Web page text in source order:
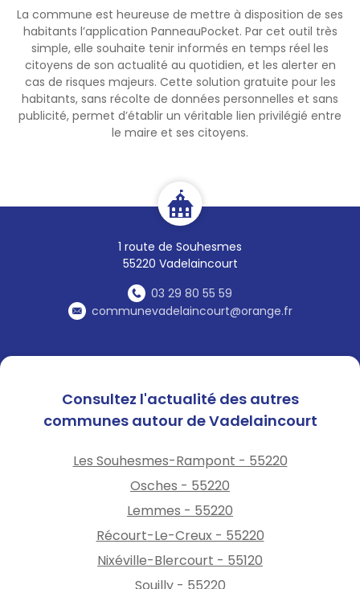
La commune est heureuse de mettre à disposition de ses
habitants l’application PanneauPocket. Par cet outil très
simple, elle souhaite tenir informés en temps réel les
citoyens de son actualité au quotidien, et les alerter en
cas de risques majeurs. Cette solution gratuite pour les
habitants, sans récolte de données personnelles et sans
publicité, permet d’établir un véritable lien privilégié entre
le maire et ses citoyens.
1 route de Souhesmes
55220 Vadelaincourt
03 29 80 55 59
communevadelaincourt@orange.fr
Consultez l'actualité des autres
communes autour de Vadelaincourt
Les Souhesmes-Rampont - 55220
Osches - 55220
Lemmes - 55220
Récourt-Le-Creux - 55220
Nixéville-Blercourt - 55120
Souilly - 55220